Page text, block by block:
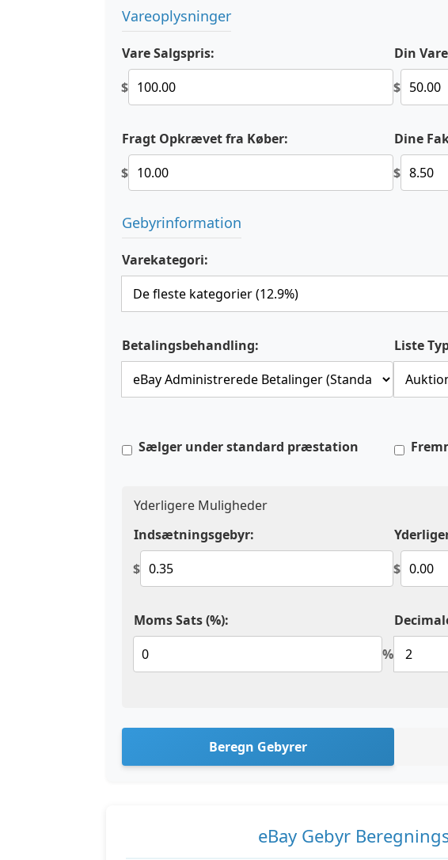
Vareoplysninger
Vare Salgspris:
$
Din
$
Fragt Opkrævet fra Køber:
$
Dine
$
Gebyrinformation
Varekategori:
Betalingsbehandling: Liste
Sælger under standard præstation
Yderligere Muligheder
Indsætningsgebyr:
$
$
Moms Sats (%):
%
Beregn Gebyrer
eBay Gebyr